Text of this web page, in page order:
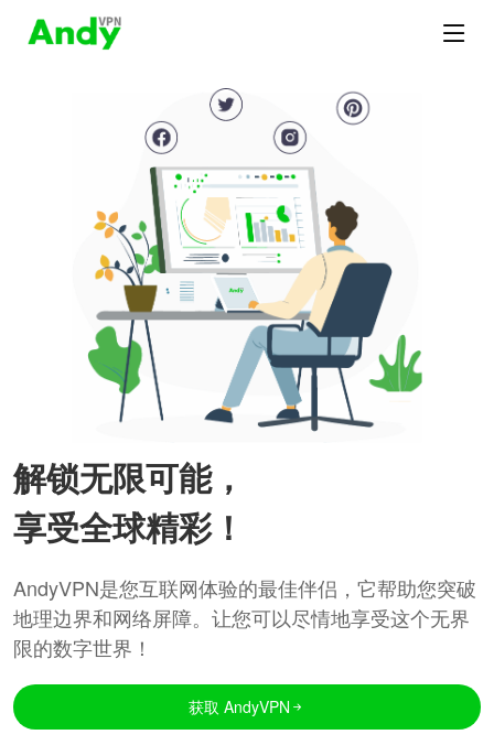
解锁无限可能，
享受全球精彩！
AndyVPN是您互联网体验的最佳伴侣，它帮助您突破
地理边界和网络屏障。让您可以尽情地享受这个无界
限的数字世界！
获取 AndyVPN